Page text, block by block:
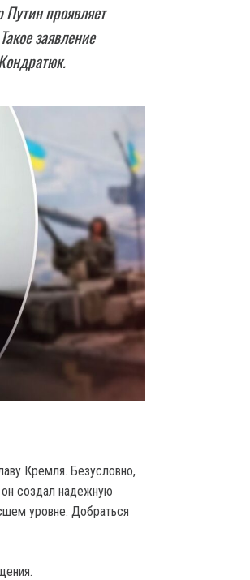
проявляет
заявление
Кремля. Безусловно,
создал надежную
уровне. Добраться